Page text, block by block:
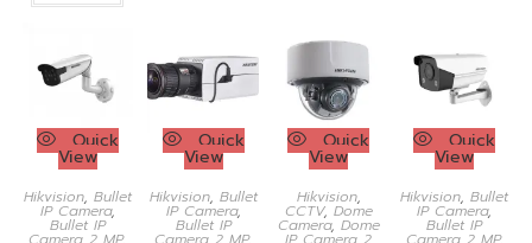
Quick
View
Hikvision, Bullet
IP Camera,
Bullet IP
Quick
View
Hikvision, Bullet
IP Camera,
Bullet IP
Quick
View
Hikvision,
CCTV, Dome
Camera, Dome
Quick
View
Hikvision,Bullet
IP Camera,
Bullet IP